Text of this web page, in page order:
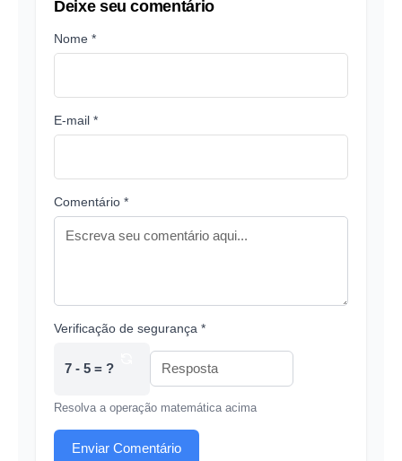
Deixe seu comentário
Nome *
E-mail *
Comentário *
Verificação de segurança *
7 - 5 = ?
Resolva a operação matemática acima
Enviar Comentário